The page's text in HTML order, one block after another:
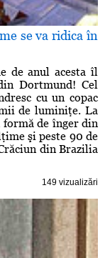
se va ridica în
de anul acesta îl
Dortmund! Cel
cu un copac
de luminiţe. La
formă de înger din
şi peste 90 de
din Brazilia
149 vizualizări